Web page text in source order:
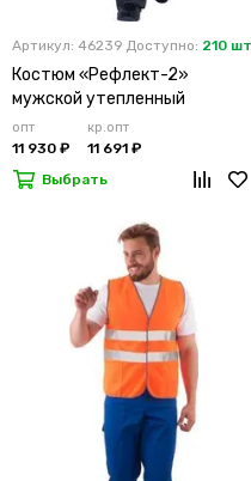
Артикул: 46239 Доступно: 210
Костюм «Рефлект-2»
мужской утепленный
оранжевый с п/к
опт
11 930 ₽
кр.опт
11 691 ₽
Выбрать